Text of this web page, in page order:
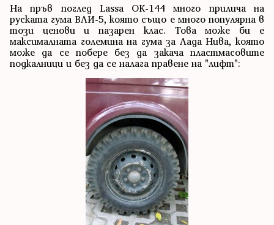
На пръв поглед Lassa OK-144 много прилича на
руската гума ВЛИ-5, която също е много популярна в
този ценови и пазарен клас. Това може би е
максималната големина на гума за Лада Нива, която
може да се побере без да закача пластмасовите
подкалници и без да се налага правене на "лифт":